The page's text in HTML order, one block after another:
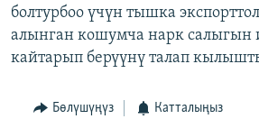
болтурбоо үчүн тышка
алынган кошумча нарк салыгын
кайтарып берүүнү талап
Бөлүшүңүз Катталыңыз